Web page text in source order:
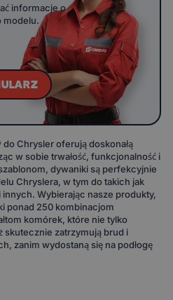
informacje o
modelu.
do Chrysler oferują doskonałą
w sobie trwałość, funkcjonalność i
dywaniki są perfekcyjnie
Chryslera, w tym do takich jak
Wybierając nasze produkty,
ponad 250 kombinacjom
komórek, które nie tylko
skutecznie zatrzymują brud i
zanim wydostaną się na podłogę